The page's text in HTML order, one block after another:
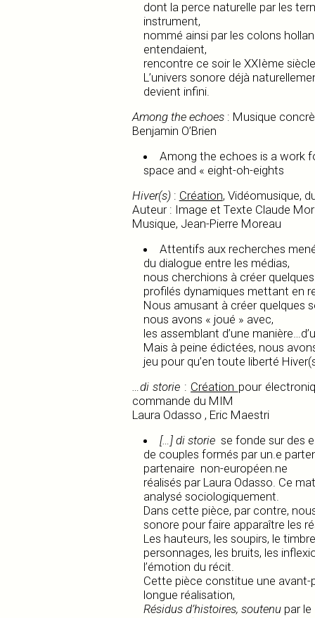
dont la perce naturelle par les
instrument,
nommé ainsi par les colons
entendaient,
rencontre ce soir le XXIème
L’univers sonore déjà
devient infini.
Among the echoes: Musique
Benjamin O’Brien
Among the echoes is a work
space and « eight-oh-eights
Hiver(s): Création, Vidéomusique,
Auteur : Image et Texte Claude
Musique, Jean-Pierre Moreau
Attentifs aux recherches
du dialogue entre les médias,
nous cherchions à créer
profilés dynamiques mettant en
Nous amusant à créer quelques
nous avons « joué » avec,
les assemblant d’une
Mais à peine édictées, nous
jeu pour qu’en toute liberté
…di storie : Création pour
commande du MIM
Laura Odasso , Eric Maestri
[…] di storiese fonde sur des
de couples formés par un.e
partenaire non-européen.ne
réalisés par Laura Odasso. Ce
analysé sociologiquement.
Dans cette pièce, par contre,
sonore pour faire apparaître les
Les hauteurs, les soupirs, le
personnages, les bruits, les
l’émotion du récit.
Cette pièce constitue une avant-
longue réalisation,
Résidus d’histoires, soutenupar le